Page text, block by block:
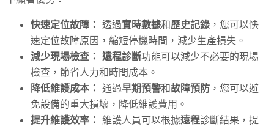
快速定位故障： 透過實時數據和歷史記錄 ，您可以快
速定位故障原因，縮短停機時間，減少生產損失。
減少現場檢查： 遠程診斷功能可以減少不必要的現場
檢查，節省人力和時間成本。
降低維護成本： 通過早期預警和故障預防 ，您可以避
免設備的重大損壞，降低維護費用。
提升維護效率： 維護人員可以根據遠程診斷結果，提